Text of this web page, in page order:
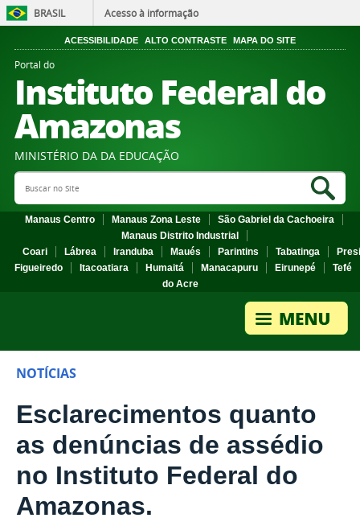
BRASIL Acesso à informação
ACESSIBILIDADE ALTO CONTRASTE MAPA DO SITE
Portal do
Instituto Federal do
Amazonas
MINISTÉRIO DA DA EDUCAÇÃO
Search Site
Manaus Centro Manaus Zona Leste
São Gabriel da Cachoeira
Manaus Distrito Industrial
Coari
Lábrea Iranduba Maués Parintins Tabatinga
Figueiredo
Itacoatiara Humaitá Manacapuru Eirunepé
Tefé
do Acre
NOTÍCIAS
Esclarecimentos quanto
as denúncias de assédio
no Instituto Federal do
Amazonas.